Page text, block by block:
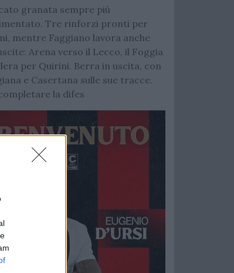
granata sempre più
Tre rinforzi pronti per
mentre Faggiano lavora anche
Arena verso il Lecco, il Foggia
per Quirini. Berra in uscita, con
e Casertana sulle sue tracce.
la difes